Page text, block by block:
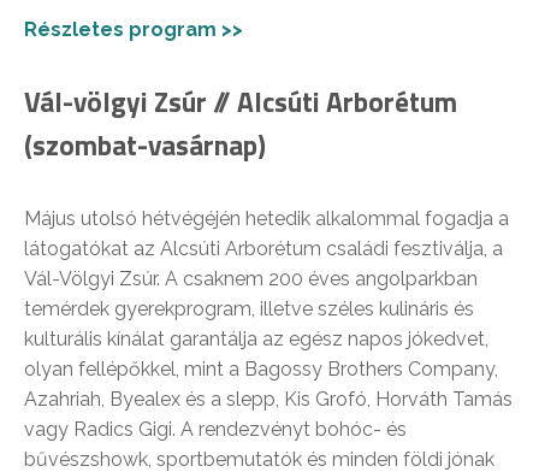
Részletes program >>
Vál-völgyi Zsúr // Alcsúti Arborétum
(szombat-vasárnap)
Május utolsó hétvégéjén hetedik alkalommal fogadja a
látogatókat az Alcsúti Arborétum családi fesztiválja, a
Vál-Völgyi Zsúr. A csaknem 200 éves angolparkban
temérdek gyerekprogram, illetve széles kulináris és
kulturális kínálat garantálja az egész napos jókedvet,
olyan fellépőkkel, mint a Bagossy Brothers Company,
Azahriah, Byealex és a slepp, Kis Grofó, Horváth Tamás
vagy Radics Gigi. A rendezvényt bohóc- és
bűvészshowk, sportbemutatók és minden földi jónak